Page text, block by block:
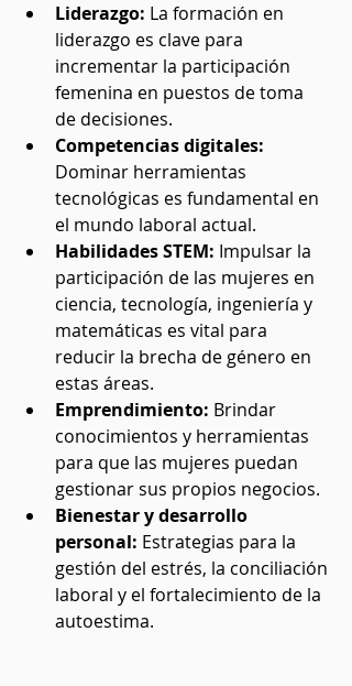
Liderazgo: La formación en
liderazgo es clave para
incrementar la participación
femenina en puestos de toma
de decisiones.
Competencias digitales:
Dominar herramientas
tecnológicas es fundamental en
el mundo laboral actual.
Habilidades STEM: Impulsar la
participación de las mujeres en
ciencia, tecnología, ingeniería y
matemáticas es vital para
reducir la brecha de género en
estas áreas.
Emprendimiento: Brindar
conocimientos y herramientas
para que las mujeres puedan
gestionar sus propios negocios.
Bienestar y desarrollo
personal: Estrategias para la
gestión del estrés, la conciliación
laboral y el fortalecimiento de la
autoestima.